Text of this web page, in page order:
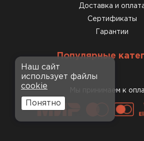
Доставка и
Сертификаты
Гарантии
Популярные
Мы принимаем к
Наш сайт
использует файлы
cookie
Понятно